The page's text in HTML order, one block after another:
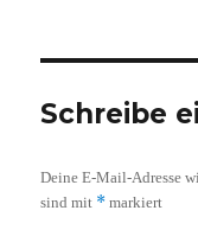
Schreibe
Deine E-Mail-Adresse
sind mit * markiert